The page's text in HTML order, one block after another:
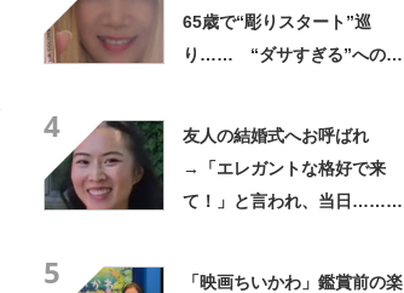
65歳で“彫りスタート”巡
り…… “ダサすぎる”への持
4
友人の結婚式へお呼ばれ
→「エレガントな格好で来
て！」と言われ、当日……ま
5
「映画ちいかわ」鑑賞前の楽